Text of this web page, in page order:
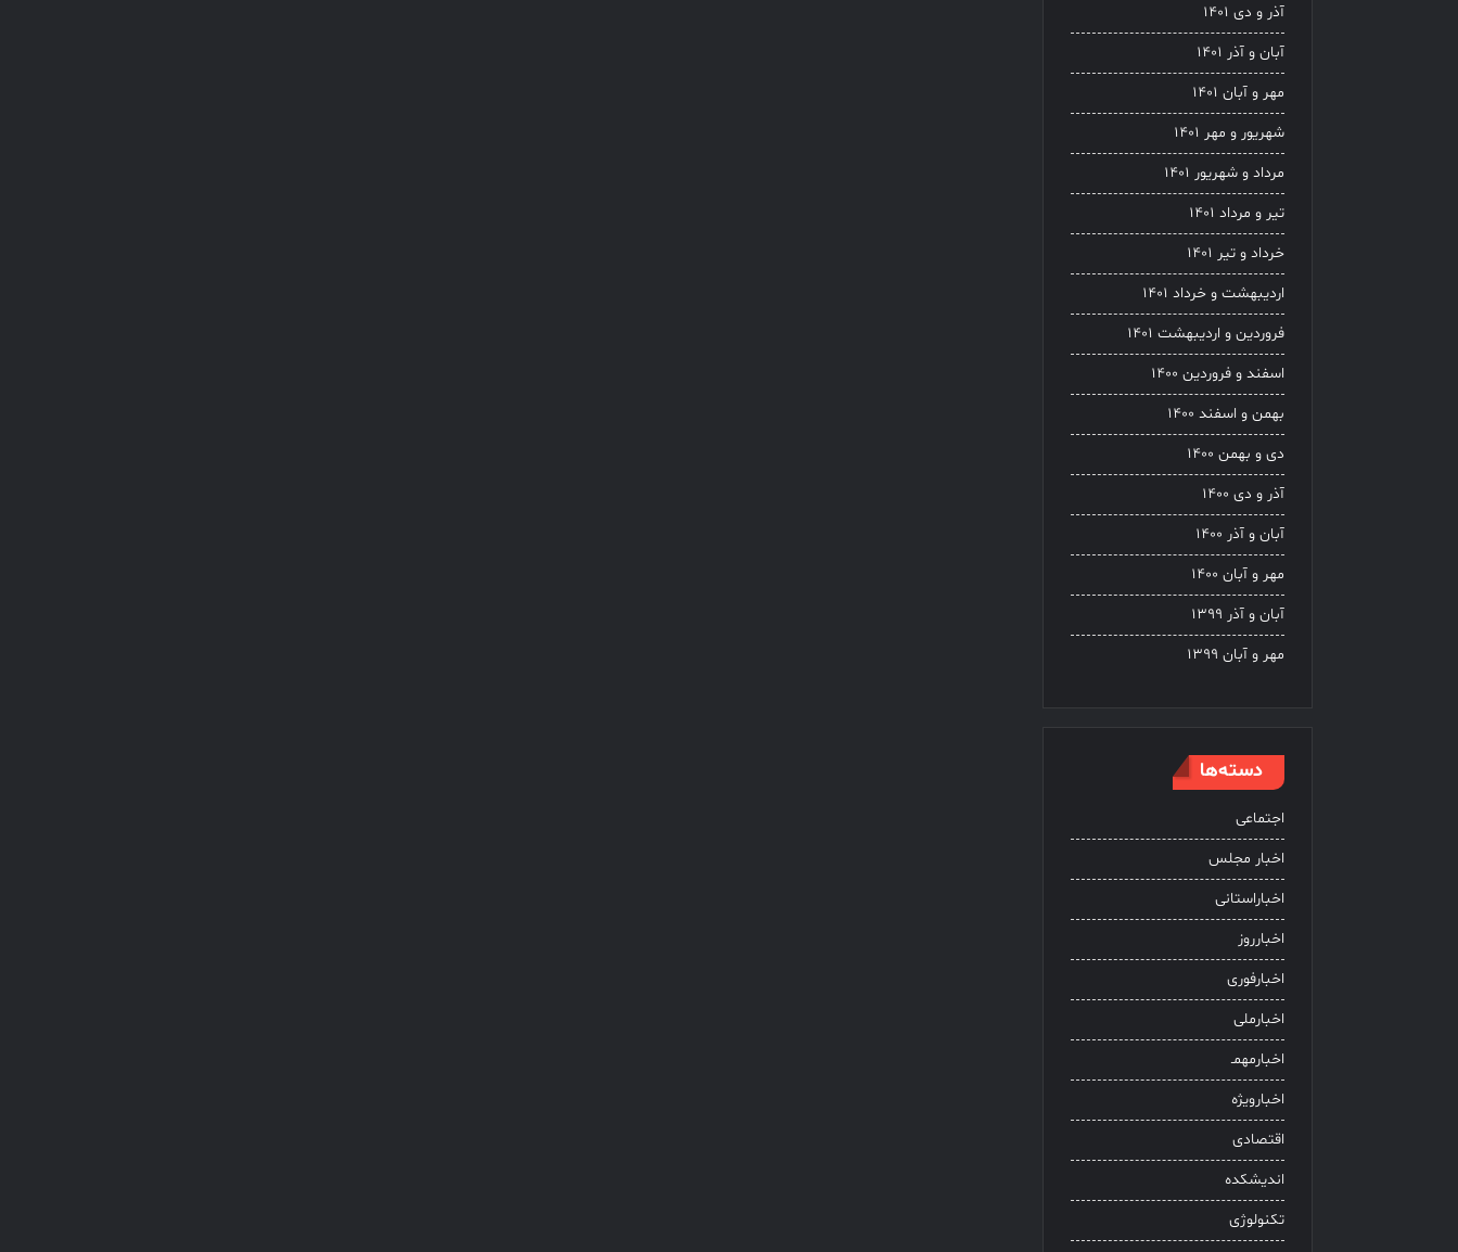
آذر و دی ۱۴۰۱
آبان و آذر ۱۴۰۱
مهر و آبان ۱۴۰۱
شهریور و مهر ۱۴۰۱
مرداد و شهریور ۱۴۰۱
تیر و مرداد ۱۴۰۱
خرداد و تیر ۱۴۰۱
اردیبهشت و خرداد ۱۴۰۱
فروردین و اردیبهشت ۱۴۰۱
اسفند و فروردین ۱۴۰۰
بهمن و اسفند ۱۴۰۰
دی و بهمن ۱۴۰۰
آذر و دی ۱۴۰۰
آبان و آذر ۱۴۰۰
مهر و آبان ۱۴۰۰
آبان و آذر ۱۳۹۹
مهر و آبان ۱۳۹۹
دسته‌ها
اجتماعی
اخبار مجلس
اخباراستانی
اخبارروز
اخبارفوری
اخبارملی
اخبارمهمـ
اخبارویژه
اقتصادی
اندیشکده
تکنولوژی